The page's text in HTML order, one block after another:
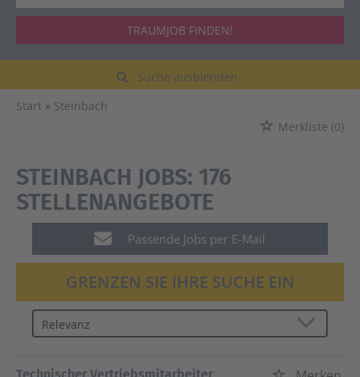
TRAUMJOB FINDEN!
Suche ausblenden
Start
Steinbach
Merkliste (0)
STEINBACH JOBS: 176
STELLENANGEBOTE
Passende Jobs per E-Mail
GRENZEN SIE IHRE SUCHE EIN